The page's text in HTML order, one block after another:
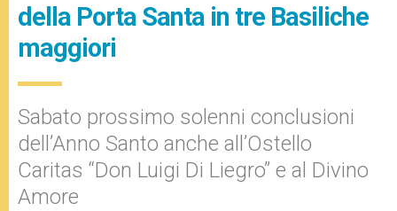
della Porta Santa in tre Basiliche
maggiori
Sabato prossimo solenni conclusioni
dell’Anno Santo anche all’Ostello
Caritas “Don Luigi Di Liegro” e al Divino
Amore